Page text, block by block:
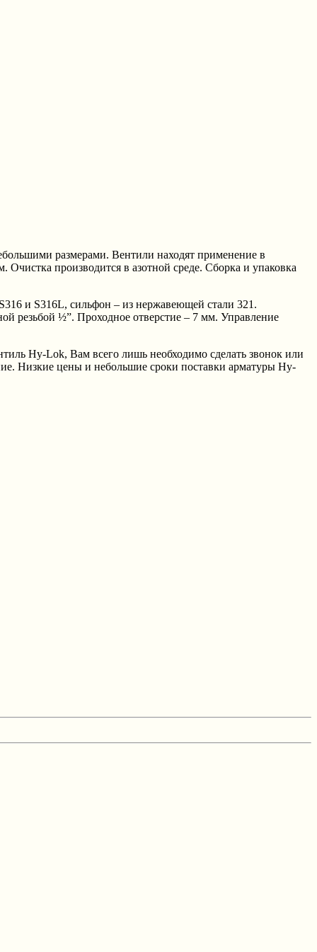
размерами. Вентили находят применение в
производится в азотной среде. Сборка и упаковка
и S316L, сильфон – из нержавеющей стали 321.
резьбой ½”. Проходное отверстие – 7 мм. Управление
Hy-Lok, Вам всего лишь необходимо сделать звонок или
Низкие цены и небольшие сроки поставки арматуры Hy-